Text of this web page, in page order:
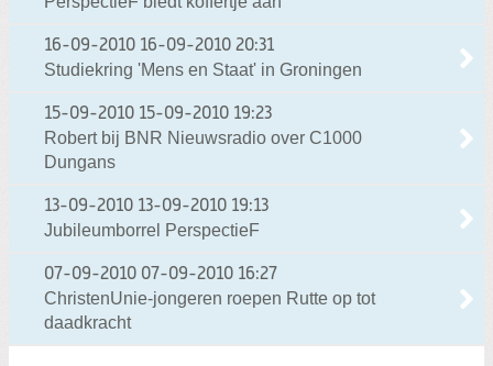
16-09-2010 16-09-2010 20:31
Studiekring 'Mens en Staat' in Groningen
15-09-2010 15-09-2010 19:23
Robert bij BNR Nieuwsradio over C1000
Dungans
13-09-2010 13-09-2010 19:13
Jubileumborrel PerspectieF
07-09-2010 07-09-2010 16:27
ChristenUnie-jongeren roepen Rutte op tot
daadkracht